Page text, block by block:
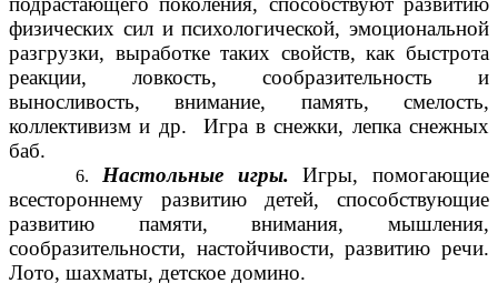
физических сил и психологической, эмоциональной
разгрузки, выработке таких свойств, как быстрота
реакции, ловкость, сообразительность и
выносливость, внимание, память, смелость,
коллективизм и др. Игра в снежки, лепка снежных
баб.
Настольные игры.
Игры, помогающие
всестороннему развитию детей, способствующие
развитию памяти, внимания, мышления,
сообразительности, настойчивости, развитию речи.
Лото, шахматы, детское домино.